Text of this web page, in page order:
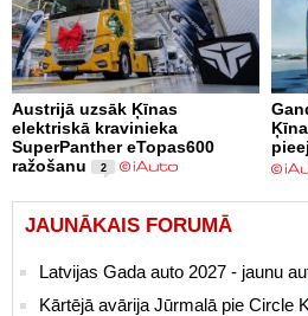
Austrijā uzsāk Ķīnas
elektriskā kravinieka
SuperPanther eTopas600
ražošanu
2
JAUNĀKAIS FORUMĀ
Latvijas Gada auto 2027 - jaunu
Kārtējā avārija Jūrmalā pie Circle K